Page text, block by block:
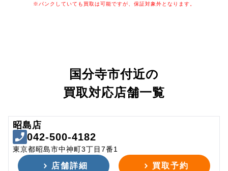
※パンクしていても買取は可能ですが、保証対象外となります。
国分寺市付近の
買取対応店舗一覧
昭島店
042-500-4182
東京都昭島市中神町3丁目7番1
店舗詳細 買取予約